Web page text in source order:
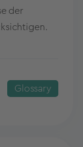
der
Glossary